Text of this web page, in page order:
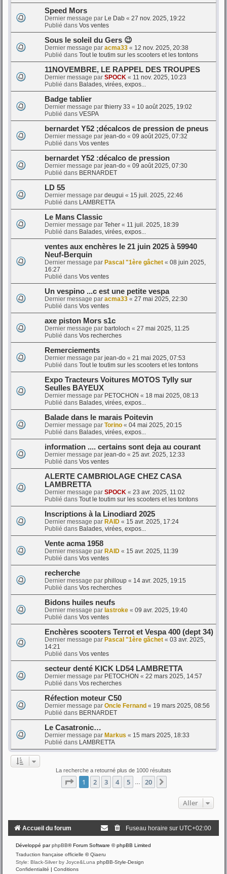
Speed Mors
Dernier message par Le Dab « 27 nov. 2025, 19:22
Publié dans Vos ventes
Sous le soleil du Gers 😉
Dernier message par acma33 « 12 nov. 2025, 20:38
Publié dans Tout le toutim sur les scooters et les tontons
11NOVEMBRE, LE RAPPEL DES TROUPES
Dernier message par SPOCK « 11 nov. 2025, 10:23
Publié dans Balades, virées, expos...
Badge tablier
Dernier message par thierry 33 « 10 août 2025, 19:02
Publié dans VESPA
bernardet Y52 ;décalcos de pression de pneus
Dernier message par jean-do « 09 août 2025, 07:32
Publié dans Vos ventes
bernardet Y52 :décalco de pression
Dernier message par jean-do « 09 août 2025, 07:30
Publié dans BERNARDET
LD 55
Dernier message par deugui « 15 juil. 2025, 22:46
Publié dans LAMBRETTA
Le Mans Classic
Dernier message par Teher « 11 juil. 2025, 18:39
Publié dans Balades, virées, expos...
ventes aux enchères le 21 juin 2025 à 59940
Neuf-Berquin
Dernier message par Pascal "1ère gâchet « 08 juin 2025,
16:27
Publié dans Vos ventes
Un vespino ...c est une petite vespa
Dernier message par acma33 « 27 mai 2025, 22:30
Publié dans Vos ventes
axe piston Mors s1c
Dernier message par bartoloch « 27 mai 2025, 11:25
Publié dans Vos recherches
Remerciements
Dernier message par jean-do « 21 mai 2025, 07:53
Publié dans Tout le toutim sur les scooters et les tontons
Expo Tracteurs Voitures MOTOS Tylly sur
Seulles BAYEUX
Dernier message par PETOCHON « 18 mai 2025, 08:13
Publié dans Balades, virées, expos...
Balade dans le marais Poitevin
Dernier message par Torino « 04 mai 2025, 20:15
Publié dans Balades, virées, expos...
information .... certains sont deja au courant
Dernier message par jean-do « 25 avr. 2025, 12:33
Publié dans Vos ventes
ALERTE CAMBRIOLAGE CHEZ CASA
LAMBRETTA
Dernier message par SPOCK « 23 avr. 2025, 11:02
Publié dans Tout le toutim sur les scooters et les tontons
Inscriptions à la Linodiard 2025
Dernier message par RAID « 15 avr. 2025, 17:24
Publié dans Balades, virées, expos...
Vente acma 1958
Dernier message par RAID « 15 avr. 2025, 11:39
Publié dans Vos ventes
recherche
Dernier message par philloup « 14 avr. 2025, 19:15
Publié dans Vos recherches
Bidons huiles neufs
Dernier message par lastroke « 09 avr. 2025, 19:40
Publié dans Vos ventes
Enchères scooters Terrot et Vespa 400 (dept 34)
Dernier message par Pascal "1ère gâchet « 03 avr. 2025,
14:21
Publié dans Vos ventes
secteur denté KICK LD54 LAMBRETTA
Dernier message par PETOCHON « 22 mars 2025, 14:57
Publié dans Vos recherches
Réfection moteur C50
Dernier message par Oncle Fernand « 19 mars 2025, 08:56
Publié dans BERNARDET
Le Casatronic…
Dernier message par Markus « 15 mars 2025, 18:33
Publié dans LAMBRETTA
La recherche a retourné plus de 1000 résultats
Page 1sur20
1 2 3 4 5 20
Aller
Accueil du forum Fuseau horaire sur UTC+02:00
Développé parphpBB® Forum Software © phpBB Limited
Traduction française officielle ©Qiaeru
Style: Black-Silver by Joyce&Luna phpBB-Style-Design
Confidentialité | Conditions